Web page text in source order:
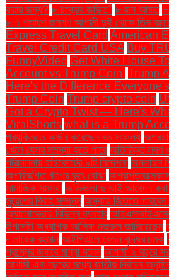
করার জন্য? ৮ চক্রের জড়িত" ৮ জন আহত
৮.৭ শতাংশ জনগণ আগামী দুই থেকে তিন বছরের
Express Travel Card American
Travel Credit Card USA Buy
FunnyVideo Get White House
Account vs Trump Coin: Trump
Here's the Difference
Trump Coin Trump crypto coin
Got a Crypto Twist — Here's
ViralShorts what is a Trump
প্রযুক্তিতে অর্জন করেছেন বড় সাফল্য
খেলে যেসব সমস্যা হতে পারে অতিরিক্ত লবণ
পরিচালনায় হাইকোর্টের ৯টি নির্দেশনা অনলাইন
অপরিকল্পিত ঋণের বৃহৎ বোঝা
সামাজিক সমস্যা অভিজ্ঞতা ছাড়াই আবেদন করা
সুরেশের বিবাহ সম্পন্ন অস্কার জিততে পারবেন
অ্যালোভেরার বিভিন্ন ব্যবহার আইএসআইএসের
উপদেষ্টা অধ্যাপক আসিফ নজরুল জানিয়েছেন
- তারেক রহমান আইপিএলে বেতন বৃদ্ধির চমক
প্রশ্নের জবাবে মান্না বলেন আগামী ২ বছরে
আগামী এক বছরের মধ্যে জাতীয় নির্বাচন